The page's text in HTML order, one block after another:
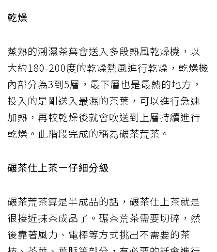
乾燥
蒸熟的潮濕茶葉會送入多段熱風乾燥機，以
大約180-200度的乾燥熱風進行乾燥，乾燥機
內部分為3到5層，最下層也是最熱的地方，
投入的是剛送入最濕的茶葉，可以進行急速
加熱，再較乾燥後就會吹送到上層持續進行
乾燥。此階段完成的稱為碾茶荒茶。
碾茶仕上茶ー仔細分級
碾茶荒茶算是半成品的話，碾茶仕上茶就是
很接近抹茶成品了。碾茶荒茶需要切碎，然
後靠著風力、電棒等方式挑出不需要的茶